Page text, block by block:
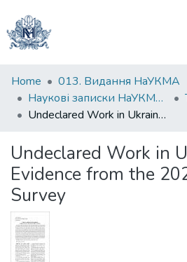
Communities
&
Collections
Statistics
Home
013. Видання НаУКМА
Наукові записки НаУКМА. Економічні науки
Undeclared Work in Ukraine: Evidence from the 2020 Student Survey
Undeclared Work in
Evidence from the
Survey